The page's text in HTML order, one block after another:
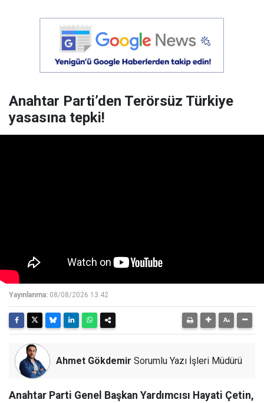
Anahtar Parti’den Terörsüz Türkiye
yasasına tepki!
Yayınlanma: 08/08/2026 13:42
Ahmet Gökdemir Sorumlu Yazı İşleri Müdürü
Anahtar Parti Genel Başkan Yardımcısı Hayati Çetin,